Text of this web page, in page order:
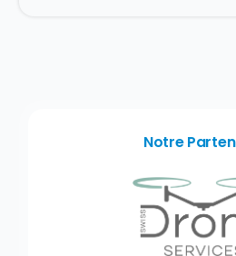
Notre